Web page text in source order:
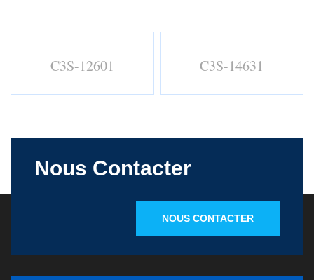
C3S-12601 C3S-14631
Nous Contacter
NOUS CONTACTER